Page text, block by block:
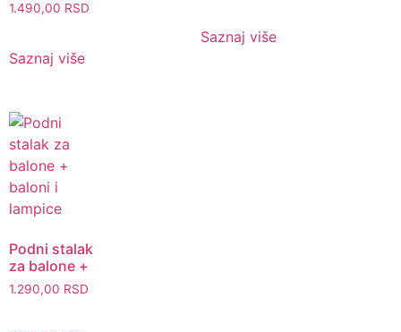
1.490,00 RSD
Saznaj više
Saznaj više
Podni stalak
za balone +
baloni i
lampice
1.290,00 RSD